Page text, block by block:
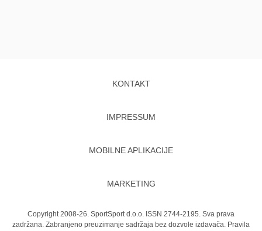
KONTAKT
IMPRESSUM
MOBILNE APLIKACIJE
MARKETING
Copyright 2008-26. SportSport d.o.o. ISSN 2744-2195. Sva prava
zadržana. Zabranjeno preuzimanje sadržaja bez dozvole izdavača. Pravila